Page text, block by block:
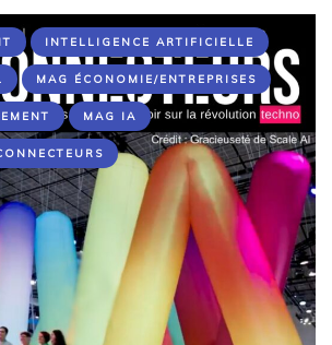
INTELLIGENCE ARTIFICIELLE
MAG ÉCONOMIE/ENTREPRISES
MAG IA